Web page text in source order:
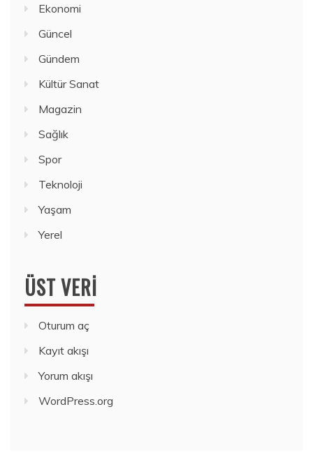
Ekonomi
Güncel
Gündem
Kültür Sanat
Magazin
Sağlık
Spor
Teknoloji
Yaşam
Yerel
ÜST VERI
Oturum aç
Kayıt akışı
Yorum akışı
WordPress.org